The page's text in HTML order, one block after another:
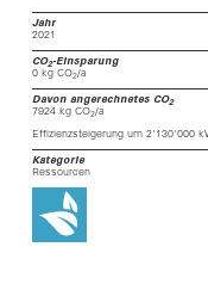
Jahr
2021
CO2-Einsparung
0 kg CO2/a
Davon angerechnetes CO2
7924 kg CO2/a
Effizienzsteigerung um 2'130'000
Kategorie
Ressourcen